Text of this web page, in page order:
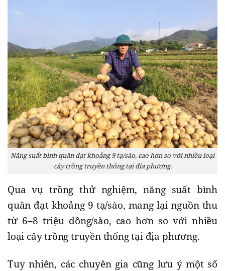
Năng suất bình quân đạt khoảng 9 tạ/sào, cao hơn so với nhiều loại
cây trồng truyền thống tại địa phương.
Qua vụ trồng thử nghiệm, năng suất bình
quân đạt khoảng 9 tạ/sào, mang lại nguồn thu
từ 6–8 triệu đồng/sào, cao hơn so với nhiều
loại cây trồng truyền thống tại địa phương.
Tuy nhiên, các chuyên gia cũng lưu ý một số